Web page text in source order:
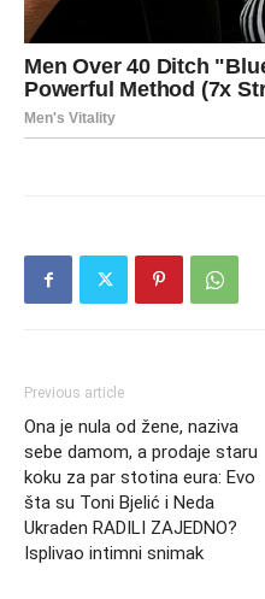
Previous article
Ona je nula od žene, naziva
sebe damom, a prodaje staru
koku za par stotina eura: Evo
šta su Toni Bjelić i Neda
Ukraden RADILI ZAJEDNO?
Isplivao intimni snimak